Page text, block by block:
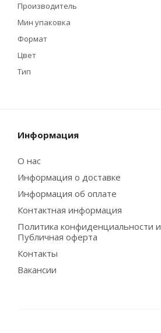
Производитель
Мин упаковка
Формат
Цвет
Тип
Информация
О нас
Информация о доставке
Информация об оплате
Контактная информация
Политика конфиденциальности и
Публичная оферта
Контакты
Вакансии